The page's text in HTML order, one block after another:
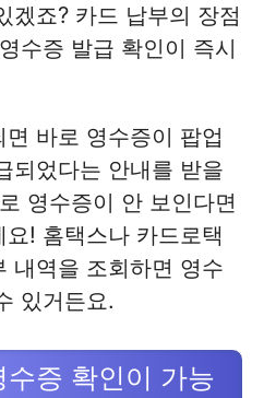
겠죠? 카드 납부의 장점
수증 발급 확인이 즉시
바로 영수증이 팝업
되었다는 안내를 받을
영수증이 안 보인다면
! 홈택스나 카드로택
내역을 조회하면 영수
있거든요.
증 확인이 가능